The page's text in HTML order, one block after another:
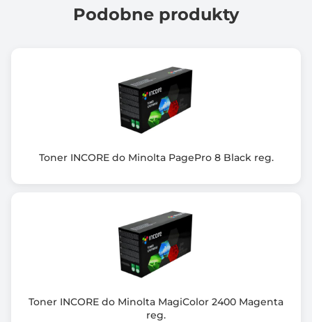
Konica Minolta bizhub C25/C35/C35P
Kompatybilny z modelami
bizhub C25/C35/C35P
Podobne produkty
Toner INCORE do Minolta PagePro 8 Black reg.
Toner INCORE do Minolta MagiColor 2400 Magenta
reg.